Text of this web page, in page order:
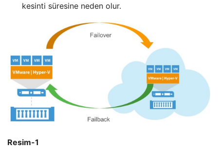
kesinti süresine neden olur.
Resim-1